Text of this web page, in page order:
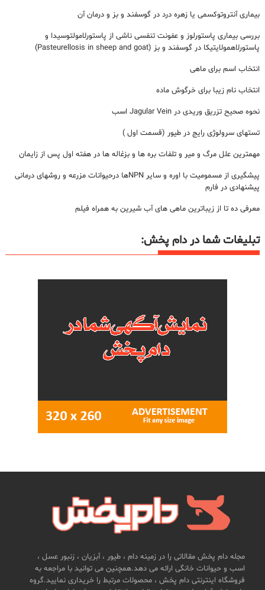
بیماری آنتروتوکسمی یا زهره درد در گوسفند و بز و درمان آن
بررسی بیماری پاستورلوز و عفونت تنفسی ناشی از پاستورلامولتوسیدا و
پاستورلاهمولایتیکا در گوسفند و بز (Pasteurellosis in sheep and goat)
انتخاب اسم برای ماهی
انتخاب نام زیبا برای خرگوش ماده
نحوه صحیح تزریق وریدی در Jagular Vein اسب
تستهای سرولوژی رایج در طیور (قسمت اول )
مهمترین علل مرگ و میر و تلفات بره ها و بزغاله ها در هفته اول پس از زایمان
پیشگیری از مسمومیت با اوره و سایر NPNها درحیوانات مزرعه و روشهای درمانی
پیشنهادی در فارم
معرفی ده تا از زیباترین ماهی های آب شیرین به همراه فیلم
تبلیغات شما در دام پخش:
مجله دام پخش مقالاتی را در زمینه دام ، طیور ، آبزیان ، زنبور عسل ،
اسب و حیوانات خانگی ارائه می دهد.همچنین می توانید با مراجعه به
فروشگاه اینترنتی دام پخش ، محصولات مرتبط را خریداری نمایید.گروه